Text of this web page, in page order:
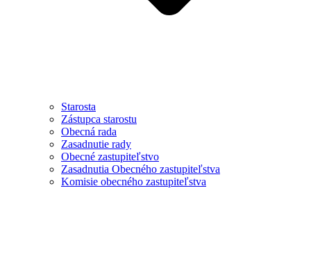
Starosta
Zástupca starostu
Obecná rada
Zasadnutie rady
Obecné zastupiteľstvo
Zasadnutia Obecného zastupiteľstva
Komisie obecného zastupiteľstva